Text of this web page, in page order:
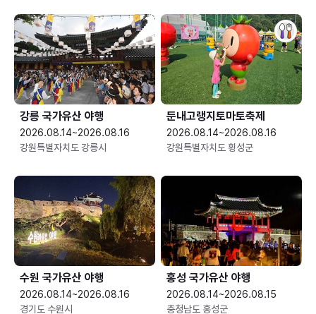
강릉 국가유산 야행
2026.08.14~2026.08.16
강원특별자치도 강릉시
둔내고랭지토마토축제
2026.08.14~2026.08.16
강원특별자치도 횡성군
수원 국가유산 야행
2026.08.14~2026.08.16
경기도 수원시
홍성 국가유산 야행
2026.08.14~2026.08.15
충청남도 홍성군